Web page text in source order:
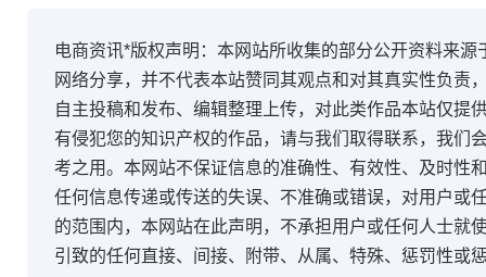
电商资讯*版权声明：本网站所收集的部分公开资料来
网络分享，并不代表本站赞同其观点和对其真实性负责
自主投稿和发布、编辑整理上传，对此类作品本站仅提
有侵犯您的知识产权的作品，请与我们取得联系，我们
考之用。本网站不保证信息的准确性、有效性、及时性
任何信息传递或传送的失误、不准确或错误，对用户或
的范围内，本网站在此声明，不承担用户或任何人士就
引致的任何直接、间接、附带、从属、特殊、惩罚性或